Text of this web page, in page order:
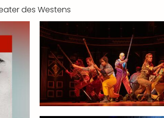
des Westens